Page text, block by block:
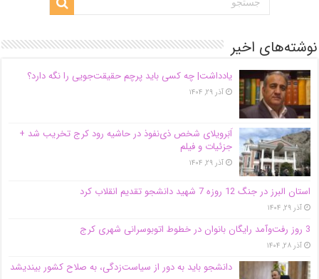
نوشته‌های اخیر
یادداشت| ‌چه کسی باید پرچم حقیقت‌جویی را نگه دارد؟
آذر ۲۹, ۱۴۰۴
اَبَر‌ویلای شخص ذی‌نفوذ در حاشیه‌ رود کرج تخریب شد +
جزئیات و فیلم
آذر ۲۹, ۱۴۰۴
استان البرز در جنگ 12 روزه 7 شهید دانشجو تقدیم انقلاب کرد
آذر ۲۹, ۱۴۰۴
3 روز رفت‌وآمد رایگان بانوان در خطوط اتوبوسرانی شهری کرج
آذر ۲۸, ۱۴۰۴
دانشجو باید به دور از سیاست‌زدگی، به صلاح کشور بیندیشد